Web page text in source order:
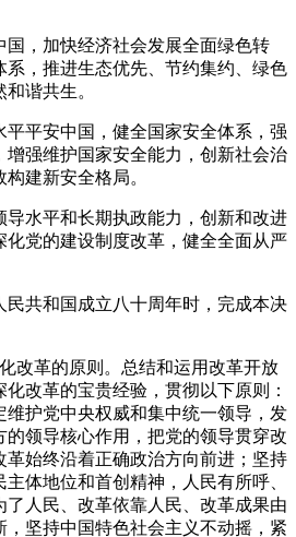
加快经济社会发展全面绿色转
系，推进生态优先、节约集约、绿色
谐共生。
安中国，健全国家安全体系，强
增强维护国家安全能力，创新社会治
建新安全格局。
平和长期执政能力，创新和改进
化党的建设制度改革，健全全面从严
共和国成立八十周年时，完成本决
革的原则。总结和运用改革开放
改革的宝贵经验，贯彻以下原则：
维护党中央权威和集中统一领导，发
领导核心作用，把党的领导贯穿改
革始终沿着正确政治方向前进；坚持
体地位和首创精神，人民有所呼、
人民、改革依靠人民、改革成果由
，坚持中国特色社会主义不动摇，紧